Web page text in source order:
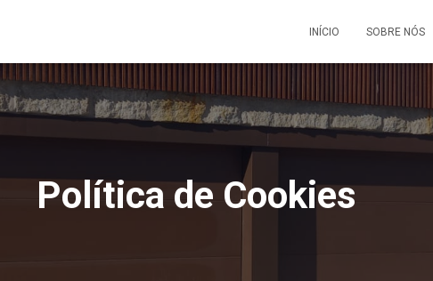
INÍCIO SOBRE NÓS
Política de Cookies